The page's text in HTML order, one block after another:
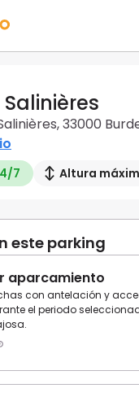
33000
7 Altura
este parking
aparcamiento
con antelación y
el periodo